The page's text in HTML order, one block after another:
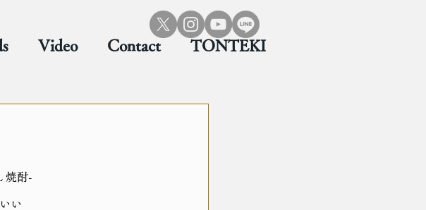
Video Contact TONTEKI
焼酎-
い